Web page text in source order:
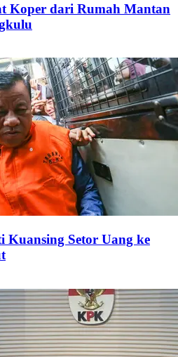
Koper dari Rumah Mantan
Kuansing Setor Uang ke